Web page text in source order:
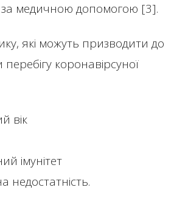
медичною допомогою [3].
які можуть призводити до
коронавірсуної
вік
імунітет
недостатність.